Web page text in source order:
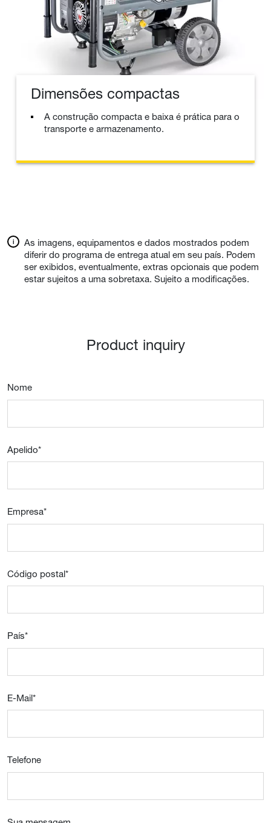
Dimensões compactas
A construção compacta e baixa é prática para o
transporte e armazenamento.
As imagens, equipamentos e dados mostrados podem
diferir do programa de entrega atual em seu país. Podem
ser exibidos, eventualmente, extras opcionais que podem
estar sujeitos a uma sobretaxa. Sujeito a modificações.
Product inquiry
Nome
Apelido*
Empresa*
Código postal*
País*
E-Mail*
Telefone